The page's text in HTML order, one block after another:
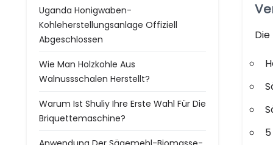
Uganda Honigwaben-
Kohleherstellungsanlage Offiziell
Abgeschlossen
Wie Man Holzkohle Aus
Walnussschalen Herstellt?
Warum Ist Shuliy Ihre Erste Wahl Für Die
Briquettemaschine?